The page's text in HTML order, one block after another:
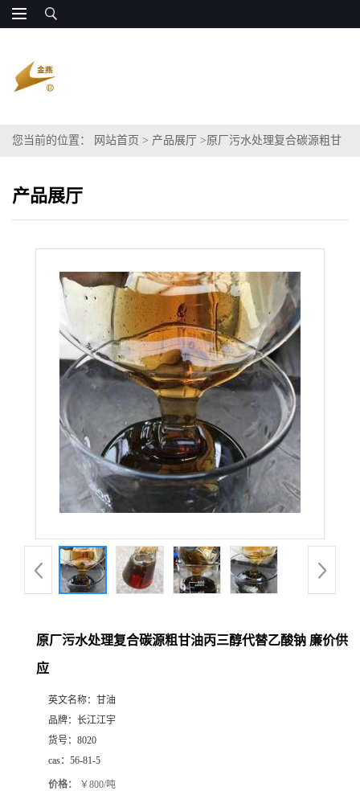
您当前的位置： 网站首页 > 产品展厅 >原厂污水处理复合碳源粗甘
产品展厅
原厂污水处理复合碳源粗甘油丙三醇代替乙酸钠 廉价供
应
英文名称： 甘油
品牌： 长江江宇
货号： 8020
cas： 56-81-5
价格： ￥800/吨